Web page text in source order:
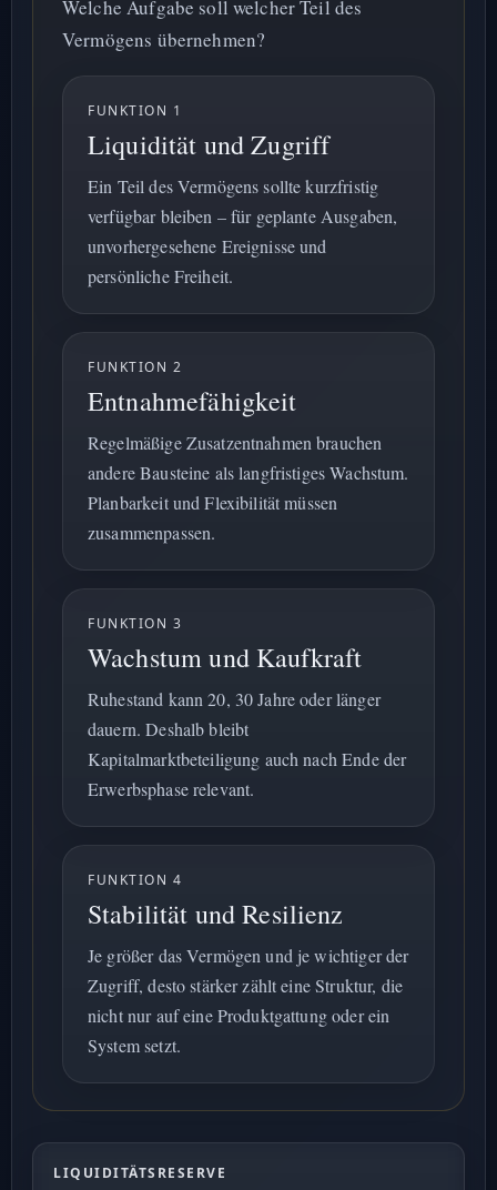
Welche Aufgabe soll welcher Teil des
Vermögens übernehmen?
FUNKTION 1
Liquidität und Zugriff
Ein Teil des Vermögens sollte kurzfristig
verfügbar bleiben – für geplante Ausgaben,
unvorhergesehene Ereignisse und
persönliche Freiheit.
FUNKTION 2
Entnahmefähigkeit
Regelmäßige Zusatzentnahmen brauchen
andere Bausteine als langfristiges Wachstum.
Planbarkeit und Flexibilität müssen
zusammenpassen.
FUNKTION 3
Wachstum und Kaufkraft
Ruhestand kann 20, 30 Jahre oder länger
dauern. Deshalb bleibt
Kapitalmarktbeteiligung auch nach Ende der
Erwerbsphase relevant.
FUNKTION 4
Stabilität und Resilienz
Je größer das Vermögen und je wichtiger der
Zugriff, desto stärker zählt eine Struktur, die
nicht nur auf eine Produktgattung oder ein
System setzt.
LIQUIDITÄTSRESERVE